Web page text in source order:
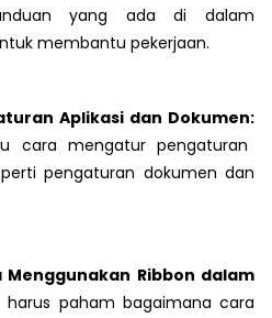
yang ada di dalam
membantu pekerjaan.
Aplikasi dan Dokumen:
cara mengatur pengaturan
pengaturan dokumen dan
Ribbon dalam
harus paham bagaimana cara